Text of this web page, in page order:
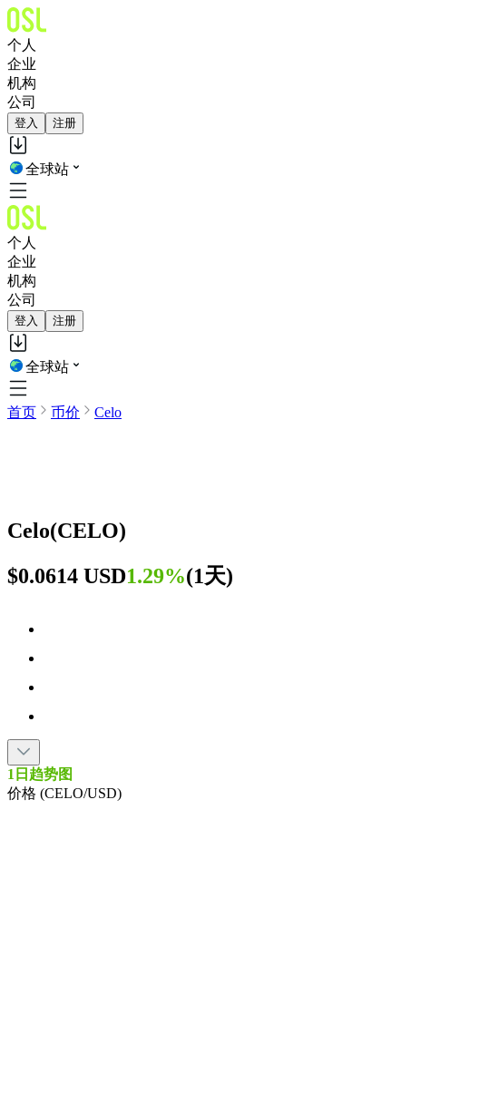
个人
企业
机构
公司
登入 注册
全球站
个人
企业
机构
公司
登入 注册
全球站
首页 币价 Celo
Celo(CELO)
$0.0614 USD1.29%(1天)
1日趋势图
价格 (CELO/USD)